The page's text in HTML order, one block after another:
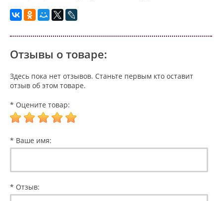
Отзывы о товаре:
Здесь пока нет отзывов. Станьте первым кто оставит
отзыв об этом товаре.
* Оцените товар:
* Ваше имя:
* Отзыв: